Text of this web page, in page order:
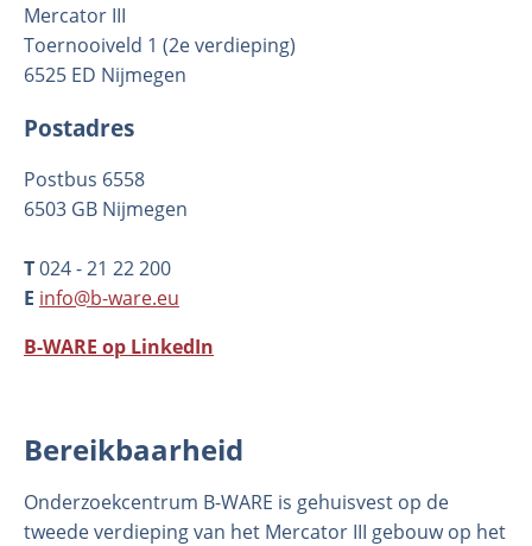
Organisatie
Laboratorium
Veldwerkzaamheden
Mercator III
Toernooiveld 1 (2e verdieping)
6525 ED Nijmegen
Postadres
Postbus 6558
6503 GB Nijmegen
T024 - 21 22 200
E info@b-ware.eu
B-WARE op LinkedIn
Bereikbaarheid
Onderzoekcentrum B-WARE is gehuisvest op de
tweede verdieping van het Mercator III gebouw op het